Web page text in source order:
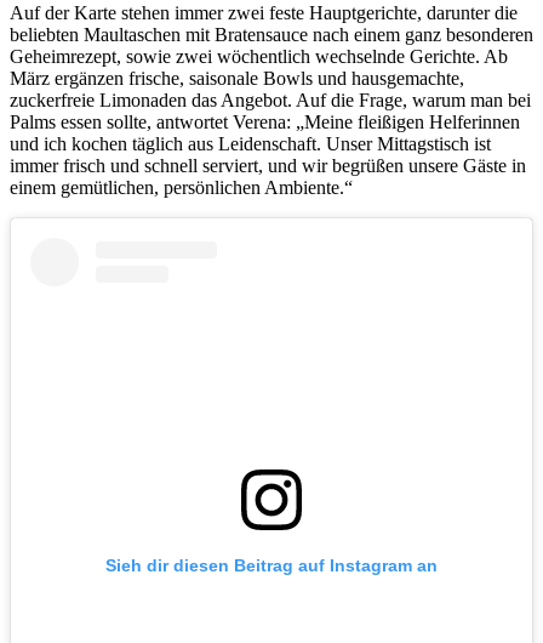
Auf der Karte stehen immer zwei feste Hauptgerichte, darunter die
beliebten Maultaschen mit Bratensauce nach einem ganz besonderen
Geheimrezept, sowie zwei wöchentlich wechselnde Gerichte. Ab
März ergänzen frische, saisonale Bowls und hausgemachte,
zuckerfreie Limonaden das Angebot. Auf die Frage, warum man bei
Palms essen sollte, antwortet Verena: „Meine fleißigen Helferinnen
und ich kochen täglich aus Leidenschaft. Unser Mittagstisch ist
immer frisch und schnell serviert, und wir begrüßen unsere Gäste in
einem gemütlichen, persönlichen Ambiente.“
Sieh dir diesen Beitrag auf Instagram an